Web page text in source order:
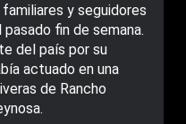
y seguidores
fin de semana.
del país por su
actuado en una
de Rancho